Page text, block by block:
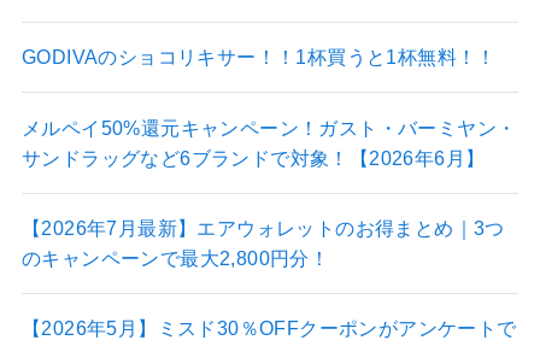
GODIVAのショコリキサー！！1杯買うと1杯無料！！
メルペイ50%還元キャンペーン！ガスト・バーミヤン・
サンドラッグなど6ブランドで対象！【2026年6月】
【2026年7月最新】エアウォレットのお得まとめ｜3つ
のキャンペーンで最大2,800円分！
【2026年5月】ミスド30％OFFクーポンがアンケートで